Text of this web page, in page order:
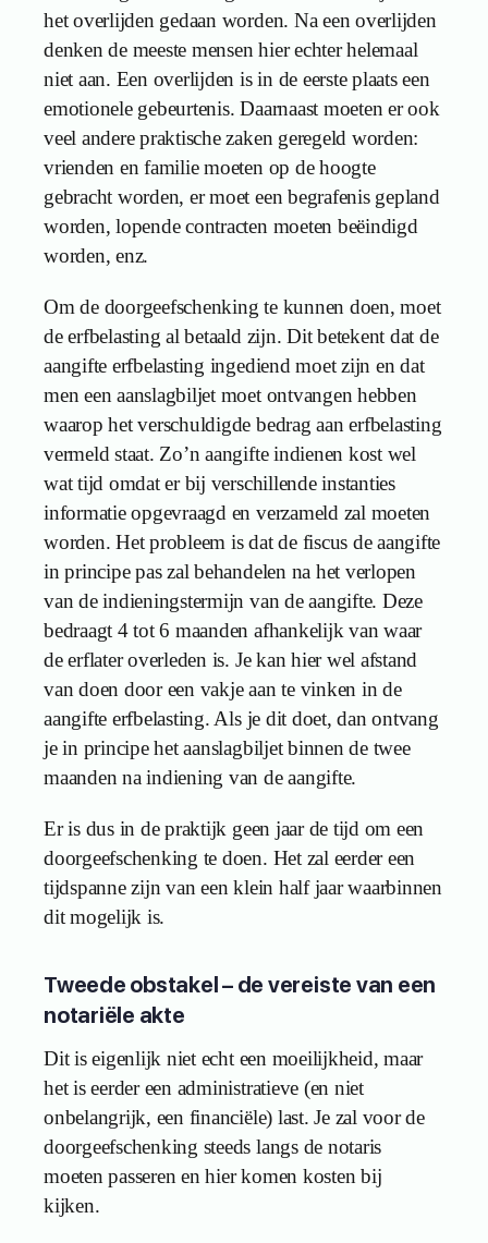
het overlijden gedaan worden. Na een overlijden
denken de meeste mensen hier echter helemaal
niet aan. Een overlijden is in de eerste plaats een
emotionele gebeurtenis. Daarnaast moeten er ook
veel andere praktische zaken geregeld worden:
vrienden en familie moeten op de hoogte
gebracht worden, er moet een begrafenis gepland
worden, lopende contracten moeten beëindigd
worden, enz.
Om de doorgeefschenking te kunnen doen, moet
de erfbelasting al betaald zijn. Dit betekent dat de
aangifte erfbelasting ingediend moet zijn en dat
men een aanslagbiljet moet ontvangen hebben
waarop het verschuldigde bedrag aan erfbelasting
vermeld staat. Zo’n aangifte indienen kost wel
wat tijd omdat er bij verschillende instanties
informatie opgevraagd en verzameld zal moeten
worden. Het probleem is dat de fiscus de aangifte
in principe pas zal behandelen na het verlopen
van de indieningstermijn van de aangifte. Deze
bedraagt 4 tot 6 maanden afhankelijk van waar
de erflater overleden is. Je kan hier wel afstand
van doen door een vakje aan te vinken in de
aangifte erfbelasting. Als je dit doet, dan ontvang
je in principe het aanslagbiljet binnen de twee
maanden na indiening van de aangifte.
Er is dus in de praktijk geen jaar de tijd om een
doorgeefschenking te doen. Het zal eerder een
tijdspanne zijn van een klein half jaar waarbinnen
dit mogelijk is.
Tweede obstakel – de vereiste van een
notariële akte
Dit is eigenlijk niet echt een moeilijkheid, maar
het is eerder een administratieve (en niet
onbelangrijk, een financiële) last. Je zal voor de
doorgeefschenking steeds langs de notaris
moeten passeren en hier komen kosten bij
kijken.